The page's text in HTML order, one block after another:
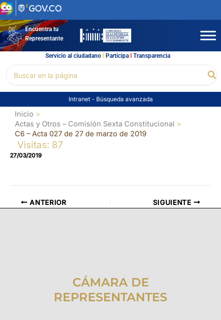
Ir
al
contenidoEncuentra tu
Representante
Servicio al ciudadano l Participal Transparencia
por:
Intranet - Búsqueda avanzada
Inicio
Actas y Otros – Comisión Sexta Constitucional
C6 – Acta 027 de 27 de marzo de 2019
Visitas: 87
27/03/2019
ANTERIOR SIGUIENTE
CÁMARA DE
REPRESENTANTES